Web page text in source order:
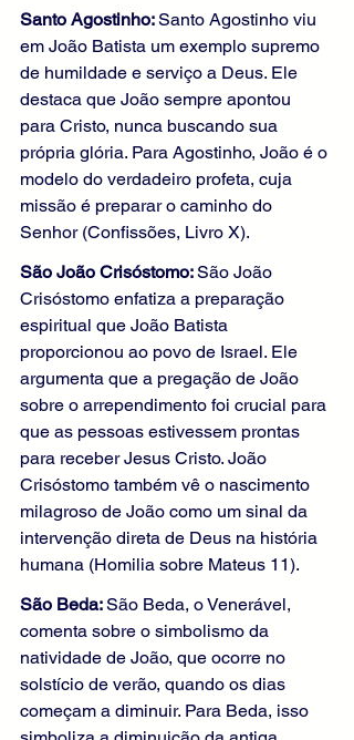
Santo Agostinho: Santo Agostinho viu
em João Batista um exemplo supremo
de humildade e serviço a Deus. Ele
destaca que João sempre apontou
para Cristo, nunca buscando sua
própria glória. Para Agostinho, João é o
modelo do verdadeiro profeta, cuja
missão é preparar o caminho do
Senhor (Confissões, Livro X).
São João Crisóstomo: São João
Crisóstomo enfatiza a preparação
espiritual que João Batista
proporcionou ao povo de Israel. Ele
argumenta que a pregação de João
sobre o arrependimento foi crucial para
que as pessoas estivessem prontas
para receber Jesus Cristo. João
Crisóstomo também vê o nascimento
milagroso de João como um sinal da
intervenção direta de Deus na história
humana (Homilia sobre Mateus 11).
São Beda: São Beda, o Venerável,
comenta sobre o simbolismo da
natividade de João, que ocorre no
solstício de verão, quando os dias
começam a diminuir. Para Beda, isso